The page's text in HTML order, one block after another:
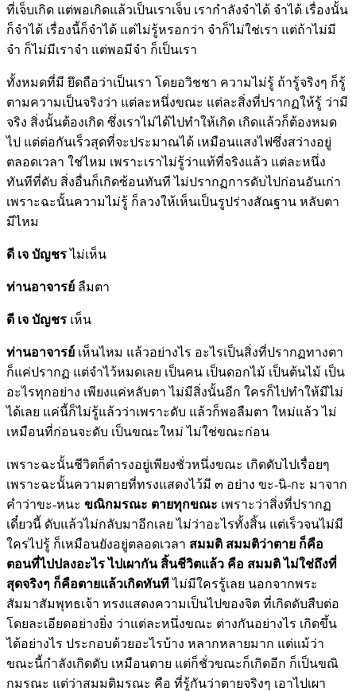
ที่เจ็บเกิด แต่พอเกิดแล้วเป็นเราเจ็บ เรากำลังจำได้ จำได้ เรื่องนั้น
ก็จำได้ เรื่องนี้ก็จำได้ แต่ไม่รู้หรอกว่า จำก็ไม่ใช่เรา แต่ถ้าไม่มี
จำ ก็ไม่มีเราจำ แต่พอมีจำ ก็เป็นเรา
ทั้งหมดที่มี ยึดถือว่าเป็นเรา โดยอวิชชา ความไม่รู้ ถ้ารู้จริงๆ ก็รู้
ตามความเป็นจริงว่า แต่ละหนึ่งขณะ แต่ละสิ่งที่ปรากฏให้รู้ ว่ามี
จริง สิ่งนั้นต้องเกิด ซึ่งเราไม่ได้ไปทำให้เกิด เกิดแล้วก็ต้องหมด
ไป แต่ต่อกันเร็วสุดที่จะประมาณได้ เหมือนแสงไฟซึ่งสว่างอยู่
ตลอดเวลา ใช่ไหม เพราะเราไม่รู้ว่าแท้ที่จริงแล้ว แต่ละหนึ่ง
ทันทีที่ดับ สิ่งอื่นก็เกิดซ้อนทันที ไม่ปรากฏการดับไปก่อนอันเก่า
เพราะฉะนั้นความไม่รู้ ก็ลวงให้เห็นเป็นรูปร่างสัณฐาน หลับตา
มีไหม
ดี เจ บัญชรไม่เห็น
ท่านอาจารย์ ลืมตา
ดี เจ บัญชร เห็น
ท่านอาจารย์ เห็นไหม แล้วอย่างไร อะไรเป็นสิ่งที่ปรากฏทางตา
ก็แค่ปรากฏ แต่จำไว้หมดเลย เป็นคน เป็นดอกไม้ เป็นต้นไม้ เป็น
อะไรทุกอย่าง เพียงแค่หลับตา ไม่มีสิ่งนั้นอีก ใครก็ไปทำให้มีไม่
ได้เลย แค่นี้ก็ไม่รู้แล้วว่าเพราะดับ แล้วก็พอลืมตา ใหม่แล้ว ไม่
เหมือนที่ก่อนจะดับ เป็นขณะใหม่ ไม่ใช่ขณะก่อน
เพราะฉะนั้นชีวิตก็ดำรงอยู่เพียงชั่วหนึ่งขณะ เกิดดับไปเรื่อยๆ
เพราะฉะนั้นความตายที่ทรงแสดงไว้มี ๓ อย่าง ขะ-นิ-กะ มาจาก
คำว่าขะ-หนะ ขณิกมรณะ ตายทุกขณะ เพราะว่าสิ่งที่ปรากฏ
เดี๋ยวนี้ ดับแล้วไม่กลับมาอีกเลย ไม่ว่าอะไรทั้งสิ้น แต่เร็วจนไม่มี
ใครไปรู้ ก็เหมือนยังอยู่ตลอดเวลา สมมติ สมมติว่าตาย ก็คือ
ตอนที่ไปปลงอะไร ไปเผากัน สิ้นชีวิตแล้ว คือ สมมติ ไม่ใช่ถึงที่
สุดจริงๆ ก็คือตายแล้วเกิดทันทีไม่มีใครรู้เลย นอกจากพระ
สัมมาสัมพุทธเจ้า ทรงแสดงความเป็นไปของจิต ที่เกิดดับสืบต่อ
โดยละเอียดอย่างยิ่ง ว่าแต่ละหนึ่งขณะ ต่างกันอย่างไร เกิดขึ้น
ได้อย่างไร ประกอบด้วยอะไรบ้าง หลากหลายมาก แต่แม้ว่า
ขณะนี้กำลังเกิดดับ เหมือนตาย แต่ก็ชั่วขณะก็เกิดอีก ก็เป็นขณิ
กมรณะ แต่ว่าสมมติมรณะ คือ ที่รู้กันว่าตายจริงๆ เอาไปเผา